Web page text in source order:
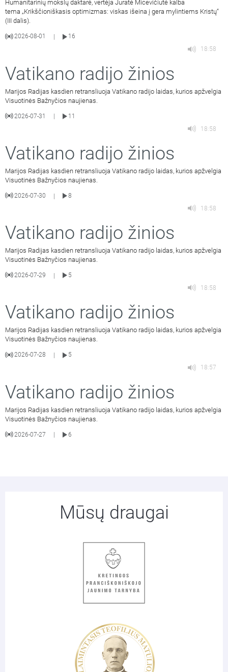
Humanitarinių mokslų daktarė, vertėja Jūratė Micevičiūtė kalba
tema „Krikščioniškasis optimizmas: viskas išeina į gera mylintiems Kristų“
(III dalis).
2026-08-01
16
18:58
Vatikano radijo žinios
Marijos Radijas kasdien retransliuoja Vatikano radijo laidas, kurios apžvelgia
Visuotinės Bažnyčios naujienas.
2026-07-31
11
18:58
Vatikano radijo žinios
Marijos Radijas kasdien retransliuoja Vatikano radijo laidas, kurios apžvelgia
Visuotinės Bažnyčios naujienas.
2026-07-30 |
8
18:58
Vatikano radijo žinios
Marijos Radijas kasdien retransliuoja Vatikano radijo laidas, kurios apžvelgia
Visuotinės Bažnyčios naujienas.
2026-07-29 |
5
18:58
Vatikano radijo žinios
Marijos Radijas kasdien retransliuoja Vatikano radijo laidas, kurios apžvelgia
Visuotinės Bažnyčios naujienas.
2026-07-28
5
18:57
Vatikano radijo žinios
Marijos Radijas kasdien retransliuoja Vatikano radijo laidas, kurios apžvelgia
Visuotinės Bažnyčios naujienas.
2026-07-27 6
Mūsų draugai